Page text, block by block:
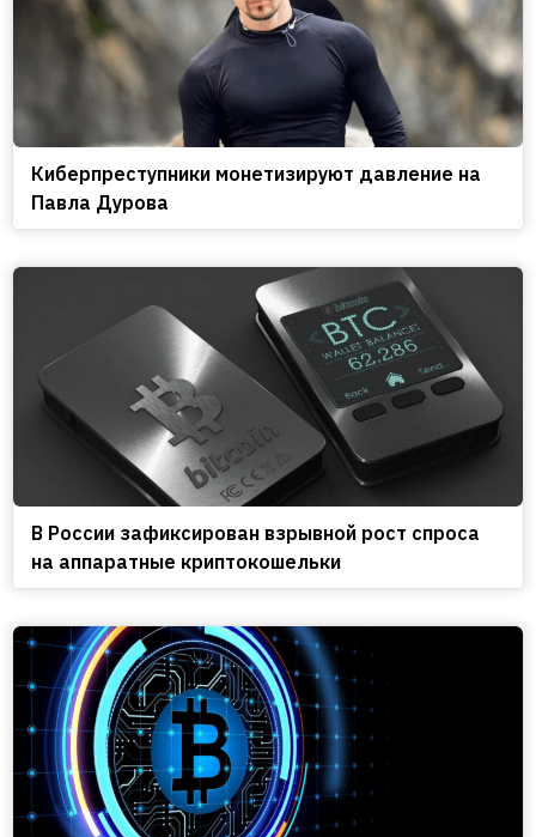
Киберпреступники монетизируют давление на
Павла Дурова
В России зафиксирован взрывной рост спроса
на аппаратные криптокошельки